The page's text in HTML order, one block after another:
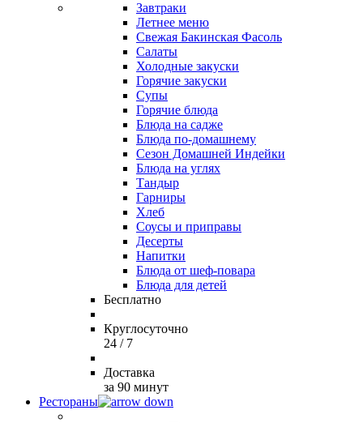
Завтраки
Летнее меню
Свежая Бакинская Фасоль
Салаты
Холодные закуски
Горячие закуски
Супы
Горячие блюда
Блюда на садже
Блюда по-домашнему
Сезон Домашней Индейки
Блюда на углях
Тандыр
Гарниры
Хлеб
Соусы и приправы
Десерты
Напитки
Блюда от шеф-повара
Блюда для детей
Бесплатно
Круглосуточно
24 / 7
Доставка
за 90 минут
Рестораны